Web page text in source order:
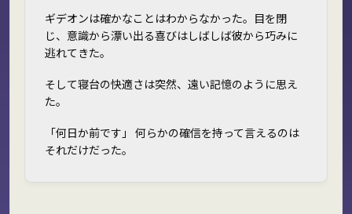
ギデオンは確かなことはわからなかった。目を閉
じ、意識から漂い出る喜びはしばしば彼から巧みに
逃れてきた。
そして寝台の快適さは突然、遠い記憶のように思え
た。
「何日か前です」 何らかの確信を持って言えるのは
それだけだった。